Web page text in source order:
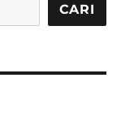
CARI